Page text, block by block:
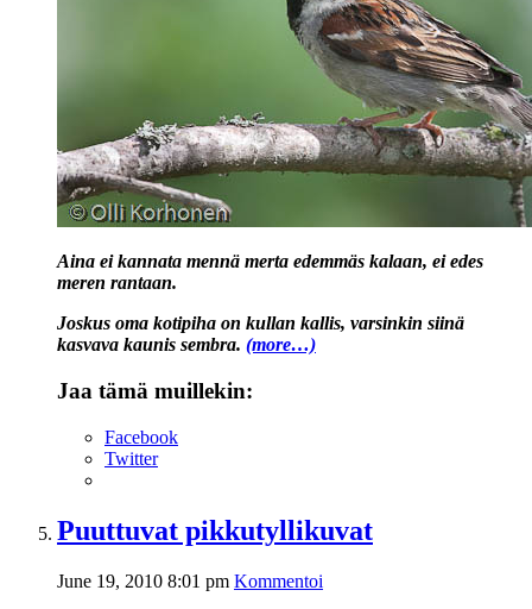
Aina ei kannata mennä merta edemmäs kalaan, ei edes
meren rantaan.
Joskus oma kotipiha on kullan kallis, varsinkin siinä
kasvava kaunis sembra. (more…)
Jaa tämä muillekin:
Facebook
Twitter
Puuttuvat pikkutyllikuvat
June 19, 2010 8:01 pm Kommentoi